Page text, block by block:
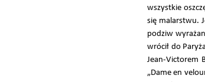
wszystkie
się malarstwu.
podziw
wrócił do
Jean-Victorem
„Dame en